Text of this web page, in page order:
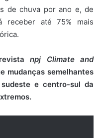
de chuva por ano e, de
receber até 75% mais
npj Climate and
mudanças semelhantes
e centro-sul da